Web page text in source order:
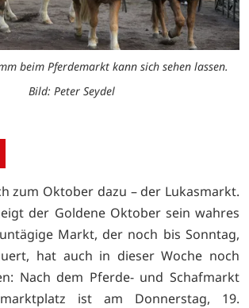
beim Pferdemarkt kann sich sehen lassen.
Bild: Peter Seydel
zum Oktober dazu – der Lukasmarkt.
der Goldene Oktober sein wahres
Markt, der noch bis Sonntag,
hat auch in dieser Woche noch
Nach dem Pferde- und Schafmarkt
ist am Donnerstag, 19.